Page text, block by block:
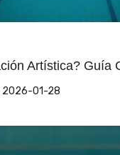
Artística? Guía
2026-01-28